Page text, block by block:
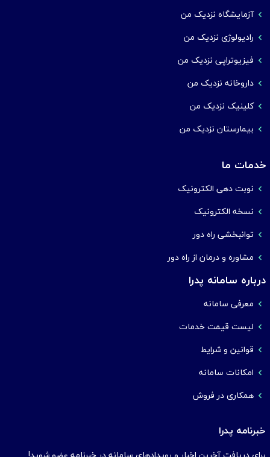
آزمایشگاه نزدیک من
رادیولوژی نزدیک من
فیزیوتراپی نزدیک من
داروخانه نزدیک من
کلینیک نزدیک من
بیمارستان نزدیک من
خدمات ما
نوبت دهی الکترونیک
نسخه الکترونیک
توانبخشی راه دور
مشاوره و درمان از راه دور
درباره سامانه پدرا
معرفی سامانه
لیست قیمت خدمات
قوانین و شرایط
امکانات سامانه
همکاری در فروش
خبرنامه پدرا